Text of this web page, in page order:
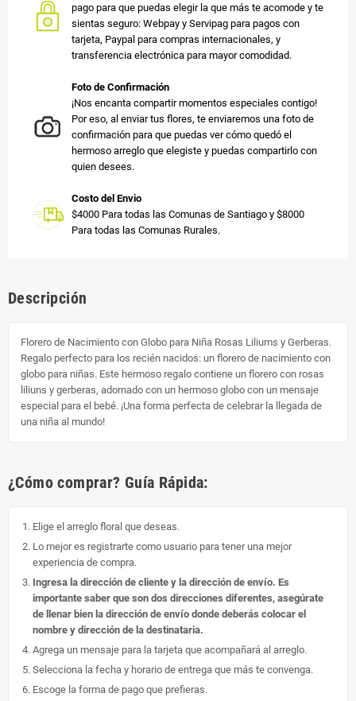
pago para que puedas elegir la que más te acomode y te
sientas seguro: Webpay y Servipag para pagos con
tarjeta, Paypal para compras internacionales, y
transferencia electrónica para mayor comodidad.
Foto de Confirmación
¡Nos encanta compartir momentos especiales contigo!
Por eso, al enviar tus flores, te enviaremos una foto de
confirmación para que puedas ver cómo quedó el
hermoso arreglo que elegiste y puedas compartirlo con
quien desees.
Costo del Envio
$4000 Para todas las Comunas de Santiago y $8000
Para todas las Comunas Rurales.
Descripción
Florero de Nacimiento con Globo para Niña Rosas Liliums y Gerberas.
Regalo perfecto para los recién nacidos: un florero de nacimiento con
globo para niñas. Este hermoso regalo contiene un florero con rosas
liliuns y gerberas, adornado con un hermoso globo con un mensaje
especial para el bebé. ¡Una forma perfecta de celebrar la llegada de
una niña al mundo!
¿Cómo comprar? Guía Rápida:
Elige el arreglo floral que deseas.
Lo mejor es registrarte como usuario para tener una mejor
experiencia de compra.
Ingresa la dirección de cliente y la dirección de envío. Es
importante saber que son dos direcciones diferentes, asegúrate
de llenar bien la dirección de envío donde deberás colocar el
nombre y dirección de la destinataria.
Agrega un mensaje para la tarjeta que acompañará al arreglo.
Selecciona la fecha y horario de entrega que más te convenga.
Escoge la forma de pago que prefieras.